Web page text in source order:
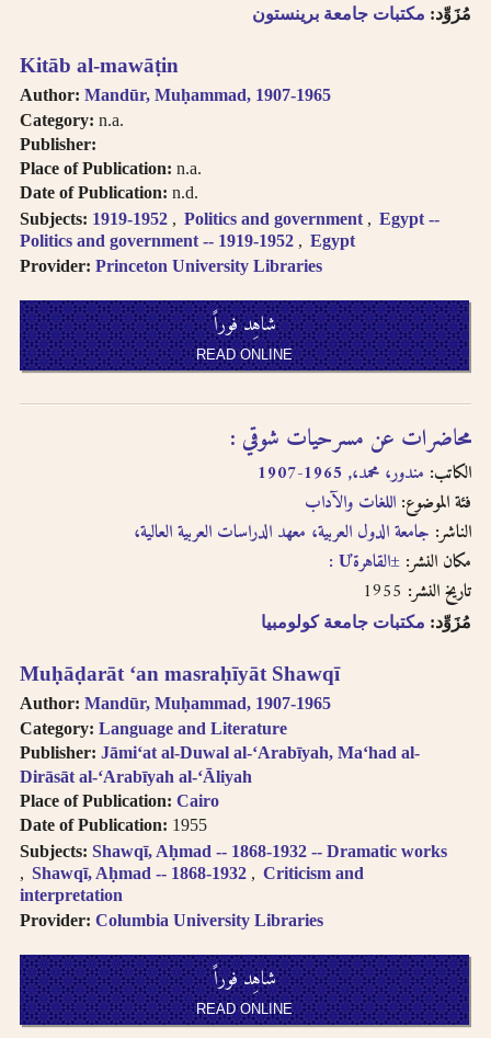
Kitāb al-mawāṭin
Author: Mandūr, Muḥammad, 1907-1965
Category: n.a.
Publisher:
Place of Publication: n.a.
Date of Publication: n.d.
Subjects: 1919-1952 Politics and government
Egypt --
Politics and government -- 1919-1952
Egypt
Provider: Princeton University Libraries
شاهِد فوراً
READ ONLINE
مُزَوِّد: مكتبات جامعة برينستون
Muḥāḍarāt ʻan masraḥīyāt Shawqī
Author: Mandūr, Muḥammad, 1907-1965
Category: Language and Literature
Publisher: Jāmiʻat al-Duwal al-ʻArabīyah, Maʻhad al-
Dirāsāt al-ʻArabīyah al-ʻĀliyah
Place of Publication: Cairo
Date of Publication: 1955
Subjects: Shawqī, Aḥmad -- 1868-1932 -- Dramatic works
Shawqī, Aḥmad -- 1868-1932
Criticism and
interpretation
Provider: Columbia University Libraries
شاهِد فوراً
READ ONLINE
محاضرات عن مسرحيات شوقي :
الكاتب: مندور، محمد،, 1965-1907
فئة الموضوع: اللغات والآداب
الناشر: جامعة الدول العربية، معهد الدراسات العربية العالية،
مكان النشر: ±القاهرةƯ :
تاريخ النشر:
مُزَوِّد: مكتبات جامعة كولومبيا